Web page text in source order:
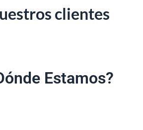
clientes
Estamos?